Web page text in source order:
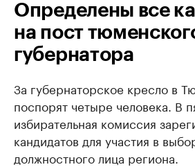
Определены все
на пост
губернатора
За губернаторское кресло в
поспорят четыре человека. В
избирательная комиссия
кандидатов для участия в
должностного лица региона.